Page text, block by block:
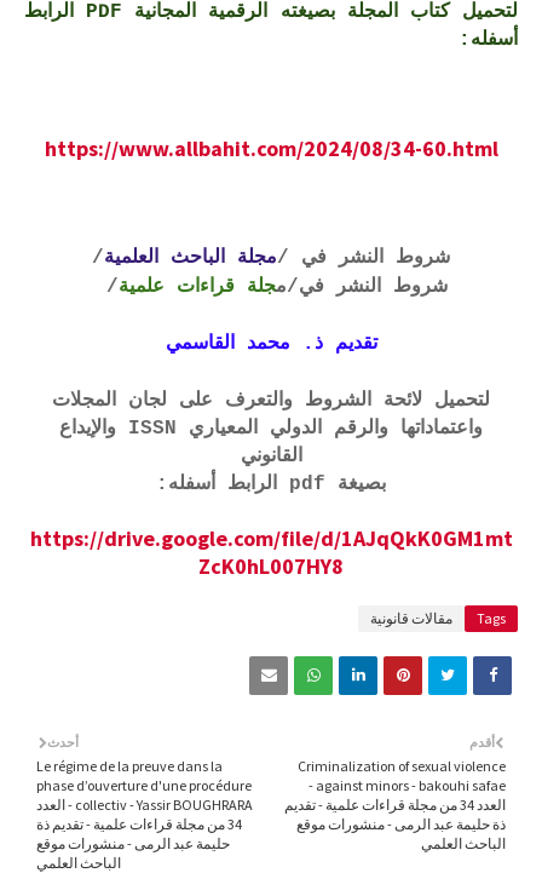
لتحميل كتاب المجلة بصيغته الرقمية المجانية PDF الرابط
أسفله:
https://www.allbahit.com/2024/08/34-60.html
شروط النشر في /مجلة الباحث العلمية/
شروط النشر في/مجلة قراءات علمية/
تقديم ذ. محمد القاسمي
لتحميل لائحة الشروط والتعرف على لجان المجلات
واعتماداتها والرقم الدولي المعياري ISSN والإيداع
القانوني
بصيغة pdf الرابط أسفله:
https://drive.google.com/file/d/1AJqQkK0GM1mt
ZcK0hL007HY8
Tags مقالات قانونية
أحدث
Le régime de la preuve dans la
phase d’ouverture d'une procédure
collectiv - Yassir BOUGHRARA - العدد
34 من مجلة قراءات علمية - تقديم ذة
حليمة عبد الرمى - منشورات موقع
الباحث العلمي
أقدم
Criminalization of sexual violence
against minors - bakouhi safae -
العدد 34 من مجلة قراءات علمية - تقديم
ذة حليمة عبد الرمى - منشورات موقع
الباحث العلمي